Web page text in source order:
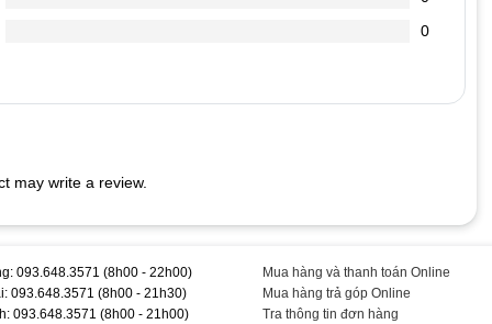
mở Word ra gõ chữ sẽ thấy.
phím sẽ thu hút lũ kiến đến “cắn phá” bàn phím laptop của
để quét sạch bụi bám dưới các khe phím.
#T #TEEMO #PC #KEY426
0
may write a review.
093.648.3571 (8h00 - 22h00)
093.648.3571 (8h00 - 21h30)
093.648.3571 (8h00 - 21h00)
Mua hàng và thanh toán Online
Mua hàng trả góp Online
Tra thông tin đơn hàng